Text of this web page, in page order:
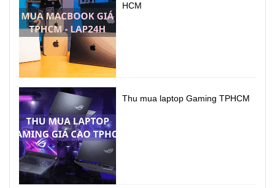
HCM
Thu mua laptop Gaming TPHCM